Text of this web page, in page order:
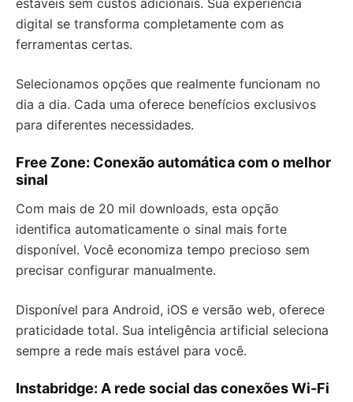
estáveis sem custos adicionais. Sua experiência
digital se transforma completamente com as
ferramentas certas.
Selecionamos opções que realmente funcionam no
dia a dia. Cada uma oferece benefícios exclusivos
para diferentes necessidades.
Free Zone: Conexão automática com o melhor
sinal
Com mais de 20 mil downloads, esta opção
identifica automaticamente o sinal mais forte
disponível. Você economiza tempo precioso sem
precisar configurar manualmente.
Disponível para Android, iOS e versão web, oferece
praticidade total. Sua inteligência artificial seleciona
sempre a rede mais estável para você.
Instabridge: A rede social das conexões Wi-Fi